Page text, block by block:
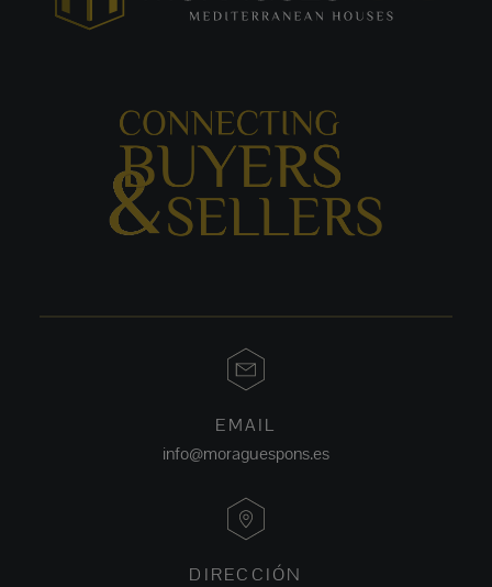
EMAIL
info@moraguespons.es
DIRECCIÓN